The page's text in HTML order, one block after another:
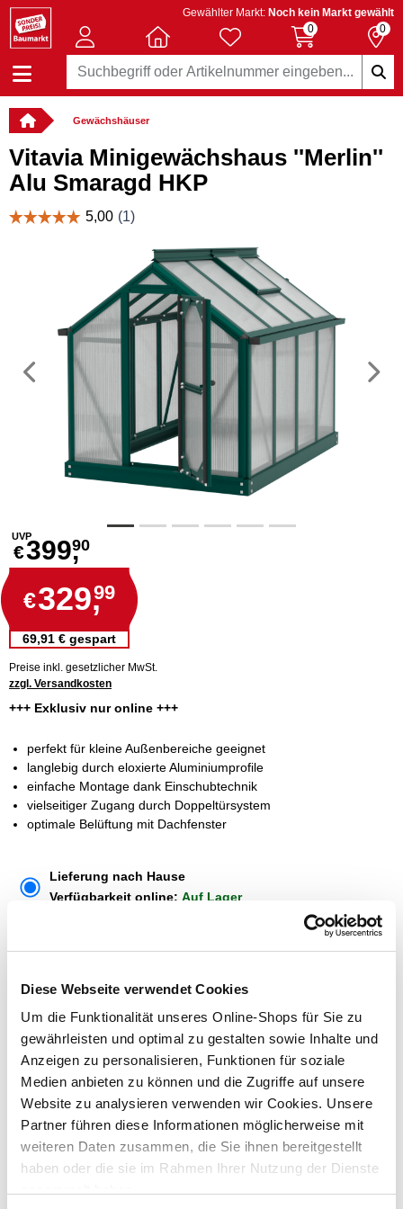
Diese Webseite verwendet Cookies
Um die Funktionalität unseres Online-Shops für Sie zu
gewährleisten und optimal zu gestalten sowie Inhalte und
Anzeigen zu personalisieren, Funktionen für soziale
Medien anbieten zu können und die Zugriffe auf unsere
Website zu analysieren verwenden wir Cookies. Unsere
Partner führen diese Informationen möglicherweise mit
weiteren Daten zusammen, die Sie ihnen bereitgestellt
haben oder die sie im Rahmen Ihrer Nutzung der Dienste
Gewählter Markt: Noch kein Markt gewählt
0
0
Gewächshäuser
Vitavia Minigewächshaus ''Merlin''
Alu Smaragd HKP
Vorheriges
UVP
€399,90
€329,99
69,91 € gespart
Preise inkl. gesetzlicher MwSt.
zzgl. Versandkosten
+++ Exklusiv nur online +++
perfekt für kleine Außenbereiche geeignet
langlebig durch eloxierte Aluminiumprofile
einfache Montage dank Einschubtechnik
vielseitiger Zugang durch Doppeltürsystem
optimale Belüftung mit Dachfenster
Lieferung nach Hause
Verfügbarkeit online: Auf Lager
reserviert werden
Menge
In den Warenkorb
Merken
ZUBEHÖR UND PASSENDE ARTIKEL: